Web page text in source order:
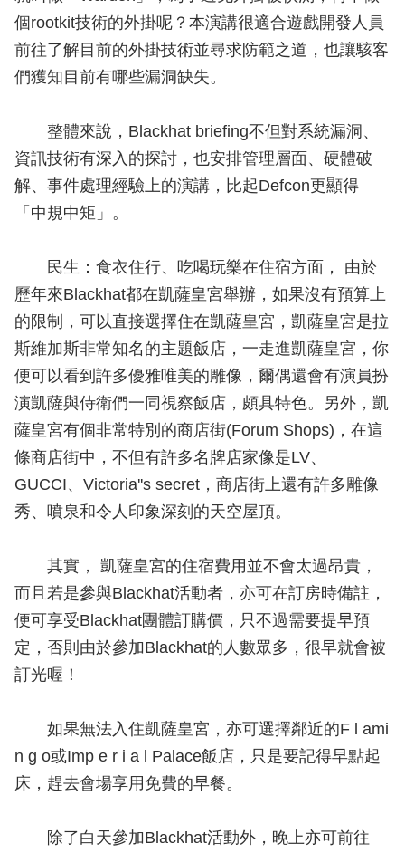
個rootkit技術的外掛呢？本演講很適合遊戲開發人員
前往了解目前的外掛技術並尋求防範之道，也讓駭客
們獲知目前有哪些漏洞缺失。
整體來說，Blackhat briefing不但對系統漏洞、
資訊技術有深入的探討，也安排管理層面、硬體破
解、事件處理經驗上的演講，比起Defcon更顯得
「中規中矩」。
民生：食衣住行、吃喝玩樂在住宿方面， 由於
歷年來Blackhat都在凱薩皇宮舉辦，如果沒有預算上
的限制，可以直接選擇住在凱薩皇宮，凱薩皇宮是拉
斯維加斯非常知名的主題飯店，一走進凱薩皇宮，你
便可以看到許多優雅唯美的雕像，爾偶還會有演員扮
演凱薩與侍衛們一同視察飯店，頗具特色。另外，凱
薩皇宮有個非常特別的商店街(Forum Shops)，在這
條商店街中，不但有許多名牌店家像是LV、
GUCCI、Victoria''s secret，商店街上還有許多雕像
秀、噴泉和令人印象深刻的天空屋頂。
其實， 凱薩皇宮的住宿費用並不會太過昂貴，
而且若是參與Blackhat活動者，亦可在訂房時備註，
便可享受Blackhat團體訂購價，只不過需要提早預
定，否則由於參加Blackhat的人數眾多，很早就會被
訂光喔！
如果無法入住凱薩皇宮，亦可選擇鄰近的F l ami
n g o或Imp e r i a l Palace飯店，只是要記得早點起
床，趕去會場享用免費的早餐。
除了白天參加Blackhat活動外，晚上亦可前往